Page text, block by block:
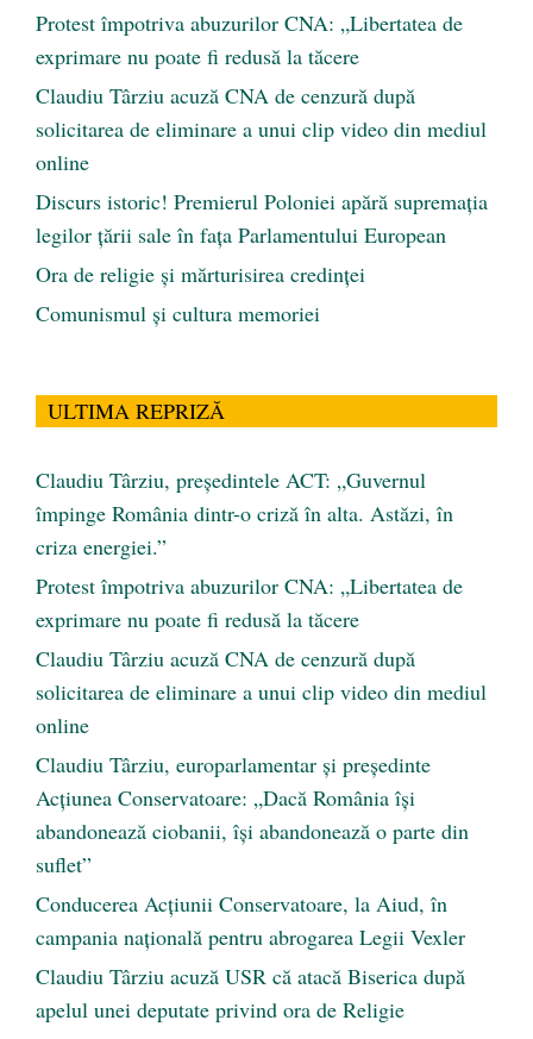
Protest împotriva abuzurilor CNA: „Libertatea de
exprimare nu poate fi redusă la tăcere
Claudiu Târziu acuză CNA de cenzură după
solicitarea de eliminare a unui clip video din mediul
online
Discurs istoric! Premierul Poloniei apără supremația
legilor țării sale în fața Parlamentului European
Ora de religie şi mărturisirea credinţei
Comunismul şi cultura memoriei
ULTIMA REPRIZĂ
Claudiu Târziu, președintele ACT: „Guvernul
împinge România dintr-o criză în alta. Astăzi, în
criza energiei.”
Protest împotriva abuzurilor CNA: „Libertatea de
exprimare nu poate fi redusă la tăcere
Claudiu Târziu acuză CNA de cenzură după
solicitarea de eliminare a unui clip video din mediul
online
Claudiu Târziu, europarlamentar și președinte
Acțiunea Conservatoare: „Dacă România își
abandonează ciobanii, își abandonează o parte din
suflet”
Conducerea Acțiunii Conservatoare, la Aiud, în
campania națională pentru abrogarea Legii Vexler
Claudiu Târziu acuză USR că atacă Biserica după
apelul unei deputate privind ora de Religie